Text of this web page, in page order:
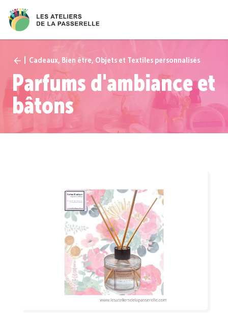
Cadeaux, Bien être, Objets et Textiles personnalisés
Parfums d'ambiance et
bâtons